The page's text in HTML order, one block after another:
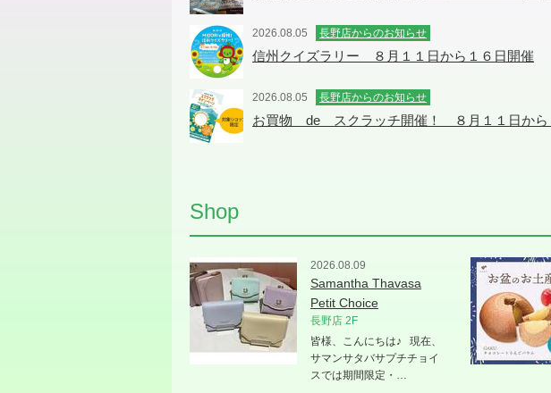
2026.08.05 長野店からのお知らせ
信州クイズラリー ８月１１日から１６日開催
2026.08.05 長野店からのお知らせ
お買物 de スクラッチ開催！ ８月１１日から
Shop
2026.08.09
Samantha Thavasa
Petit Choice
長野店 2F
皆様、こんにちは♪ 現在、
サマンサタバサプチチョイ
スでは期間限定・…